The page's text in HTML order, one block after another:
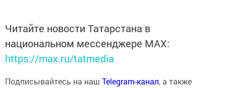
Читайте новости Татарстана в
национальном мессенджере MАХ:
https://max.ru/tatmedia
Подписывайтесь на наш Telegram-канал, а также